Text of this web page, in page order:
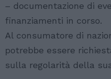
– documentazione di
finanziamenti in corso.
Al consumatore di
potrebbe essere
sulla regolarità della